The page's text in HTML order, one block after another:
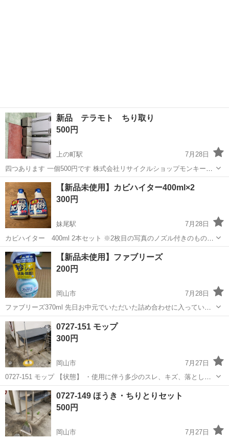
新品 テラモト ちり取り
500円
上の町駅
7月28日
四つあります 一個500円です 株式会社リサイクルショップモンキー唐
琴店 多数の問い合わせありがとうございます 基本お取り置きはしてい
ません。 店頭で販売中ですので、実際に商品をご確認いただいた上で
ご購入ください。 ご来...
岡山 倉敷市 上の町駅 掃除用具
【新品未使用】カビハイター400ml×2
300円
妹尾駅
7月28日
カビハイター 400ml 2本セット ※2枚目の写真のノズル付きのもの
は、中身がありません 詰め替えだけでは困るという方に、中身は空で
すがノズル付きのものもおつけします。詰め替えだけでいい、ノズル
不要な方はコメントにてお...
岡山 岡山市 妹尾駅 掃除用具 新品
【新品未使用】ファブリーズ
200円
岡山市
7月28日
ファブリーズ370ml 先日お中元でいただいた詰め合わせに入っていた
ものです。 ノークレームノーリターンでお願いいたします。
岡山 岡山市
0727-151 モップ
300円
岡山市
7月27日
0727-151 モップ 【状態】 ・使用に伴う多少のスレ、キズ、落としき
れない汚れなどございます ・詳細は現地でご確認ください ・お値引き
は出来かねますのでご了承願います ※中古品のため、状態については
ご...
岡山 岡山市 現地
0727-149 ほうき・ちりとりセット
500円
岡山市
7月27日